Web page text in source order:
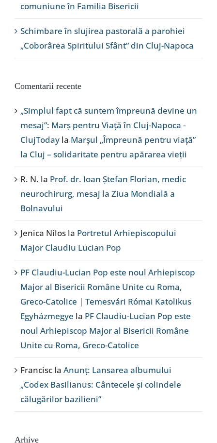
comuniune în Familia Bisericii
Schimbare în slujirea pastorală a parohiei
„Coborârea Spiritului Sfânt” din Cluj-Napoca
Comentarii recente
„Simplul fapt că suntem împreună devine un
mesaj”: Marș pentru Viață în Cluj-Napoca -
ClujToday la Marșul „Împreună pentru viață”
la Cluj – solidaritate pentru apărarea vieții
R. N. la Prof. dr. Ioan Ștefan Florian, medic
neurochirurg, mesaj la Ziua Mondială a
Bolnavului
Jenica Nilos la Portretul Arhiepiscopului
Major Claudiu Lucian Pop
PF Claudiu-Lucian Pop este noul Arhiepiscop
Major al Bisericii Române Unite cu Roma,
Greco-Catolice | Temesvári Római Katolikus
Egyházmegye la PF Claudiu-Lucian Pop este
noul Arhiepiscop Major al Bisericii Române
Unite cu Roma, Greco-Catolice
Francisc la Anunț: Lansarea albumului
„Codex Basilianus: Cântecele și colindele
călugărilor bazilieni”
Arhive